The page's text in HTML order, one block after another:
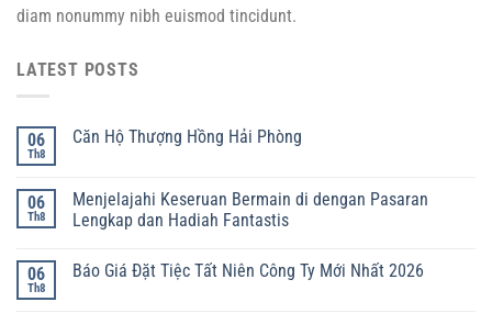
diam nonummy nibh euismod tincidunt.
LATEST POSTS
06
Th8
Căn Hộ Thượng Hồng Hải Phòng
06
Th8
Menjelajahi Keseruan Bermain di dengan Pasaran
Lengkap dan Hadiah Fantastis
06
Th8
Báo Giá Đặt Tiệc Tất Niên Công Ty Mới Nhất 2026